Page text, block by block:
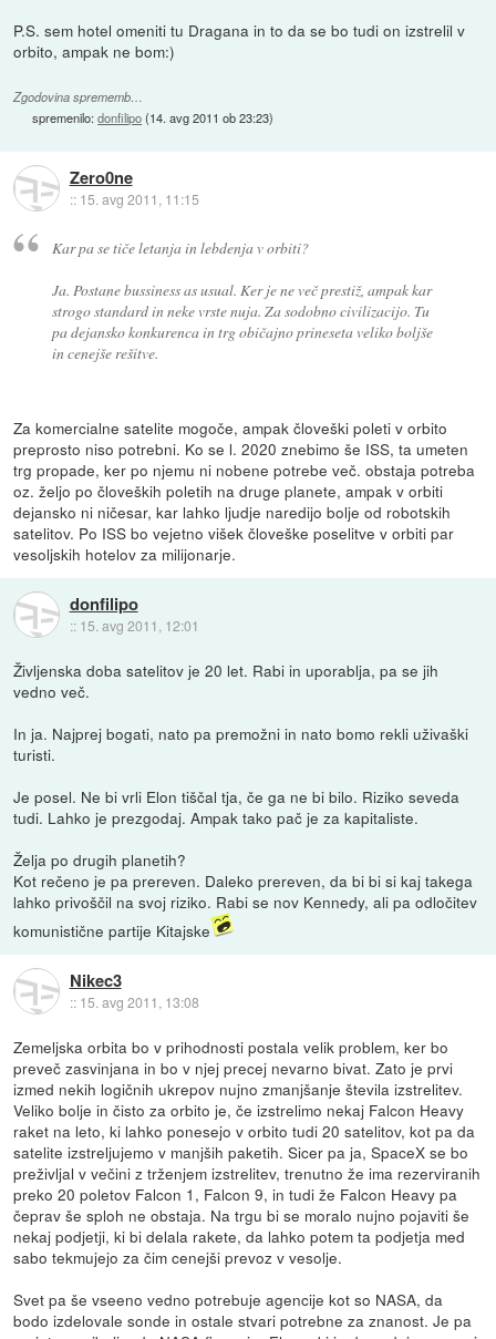
P.S. sem hotel omeniti tu Dragana in to da se bo tudi on izstrelil v
orbito, ampak ne bom:)
Zgodovina sprememb…
spremenilo:donfilipo(14. avg 2011 ob 23:23)
Zero0ne
:: 15. avg 2011, 11:15
Kar pa se tiče letanja in lebdenja v orbiti?
Ja. Postane bussiness as usual. Ker je ne več prestiž, ampak kar
strogo standard in neke vrste nuja. Za sodobno civilizacijo. Tu
pa dejansko konkurenca in trg običajno prineseta veliko boljše
in cenejše rešitve.
Za komercialne satelite mogoče, ampak človeški poleti v orbito
preprosto niso potrebni. Ko se l. 2020 znebimo še ISS, ta umeten
trg propade, ker po njemu ni nobene potrebe več. obstaja potreba
oz. željo po človeških poletih na druge planete, ampak v orbiti
dejansko ni ničesar, kar lahko ljudje naredijo bolje od robotskih
satelitov. Po ISS bo vejetno višek človeške poselitve v orbiti par
vesoljskih hotelov za milijonarje.
donfilipo
:: 15. avg 2011, 12:01
Življenska doba satelitov je 20 let. Rabi in uporablja, pa se jih
vedno več.
In ja. Najprej bogati, nato pa premožni in nato bomo rekli uživaški
turisti.
Je posel. Ne bi vrli Elon tiščal tja, če ga ne bi bilo. Riziko seveda
tudi. Lahko je prezgodaj. Ampak tako pač je za kapitaliste.
Želja po drugih planetih?
Kot rečeno je pa prereven. Daleko prereven, da bi bi si kaj takega
lahko privoščil na svoj riziko. Rabi se nov Kennedy, ali pa odločitev
komunistične partije Kitajske
Nikec3
:: 15. avg 2011, 13:08
Zemeljska orbita bo v prihodnosti postala velik problem, ker bo
preveč zasvinjana in bo v njej precej nevarno bivat. Zato je prvi
izmed nekih logičnih ukrepov nujno zmanjšanje števila izstrelitev.
Veliko bolje in čisto za orbito je, če izstrelimo nekaj Falcon Heavy
raket na leto, ki lahko ponesejo v orbito tudi 20 satelitov, kot pa da
satelite izstreljujemo v manjših paketih. Sicer pa ja, SpaceX se bo
preživljal v večini z trženjem izstrelitev, trenutno že ima rezerviranih
preko 20 poletov Falcon 1, Falcon 9, in tudi že Falcon Heavy pa
čeprav še sploh ne obstaja. Na trgu bi se moralo nujno pojaviti še
nekaj podjetji, ki bi delala rakete, da lahko potem ta podjetja med
sabo tekmujejo za čim cenejši prevoz v vesolje.
Svet pa še vseeno vedno potrebuje agencije kot so NASA, da
bodo izdelovale sonde in ostale stvari potrebne za znanost. Je pa